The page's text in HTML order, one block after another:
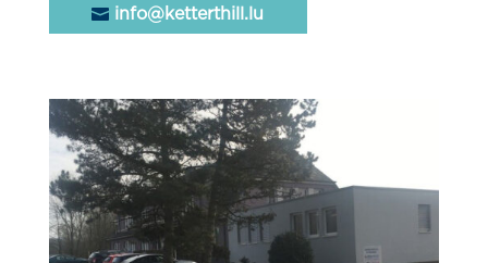
info@ketterthill.lu